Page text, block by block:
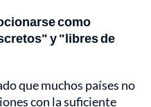
como
y "libres de
que muchos países no
con la suficiente